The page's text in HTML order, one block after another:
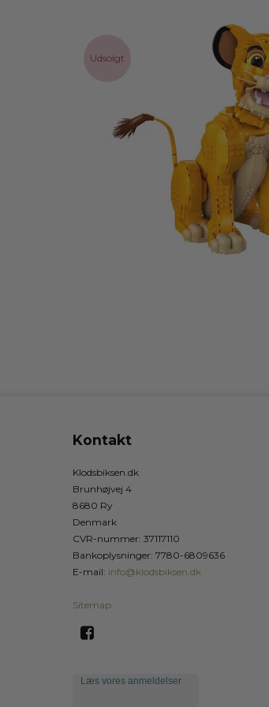
Udsolgt
Kontakt
Klodsbiksen.dk
Brunhøjvej 4
8680 Ry
Denmark
CVR-nummer: 37117110
Bankoplysninger: 7780-6809636
E-mail: info@klodsbiksen.dk
Sitemap
Læs vores anmeldelser